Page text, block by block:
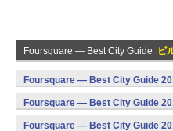
Foursquare — Best City Guide ビ
Foursquare — Best City Guide
Foursquare — Best City Guide
Foursquare — Best City Guide